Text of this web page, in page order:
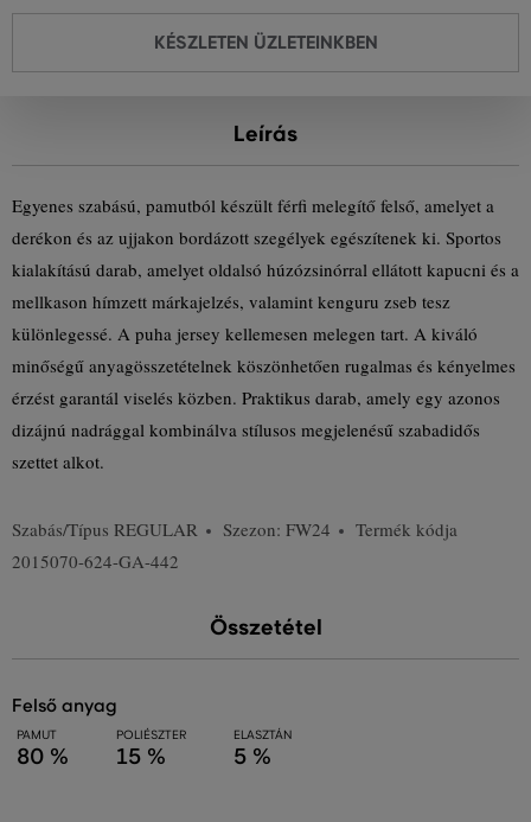
KÉSZLETEN ÜZLETEINKBEN
Leírás
Egyenes szabású, pamutból készült férfi melegítő felső, amelyet a
derékon és az ujjakon bordázott szegélyek egészítenek ki. Sportos
kialakítású darab, amelyet oldalsó húzózsinórral ellátott kapucni és a
mellkason hímzett márkajelzés, valamint kenguru zseb tesz
különlegessé. A puha jersey kellemesen melegen tart. A kiváló
minőségű anyagösszetételnek köszönhetően rugalmas és kényelmes
érzést garantál viselés közben. Praktikus darab, amely egy azonos
dizájnú nadrággal kombinálva stílusos megjelenésű szabadidős
szettet alkot.
Szabás/Típus REGULAR Szezon: FW24
Termék kódja
2015070-624-GA-442
Összetétel
felső anyag
PAMUT
80 %
POLIÉSZTER
15 %
ELASZTÁN
5 %